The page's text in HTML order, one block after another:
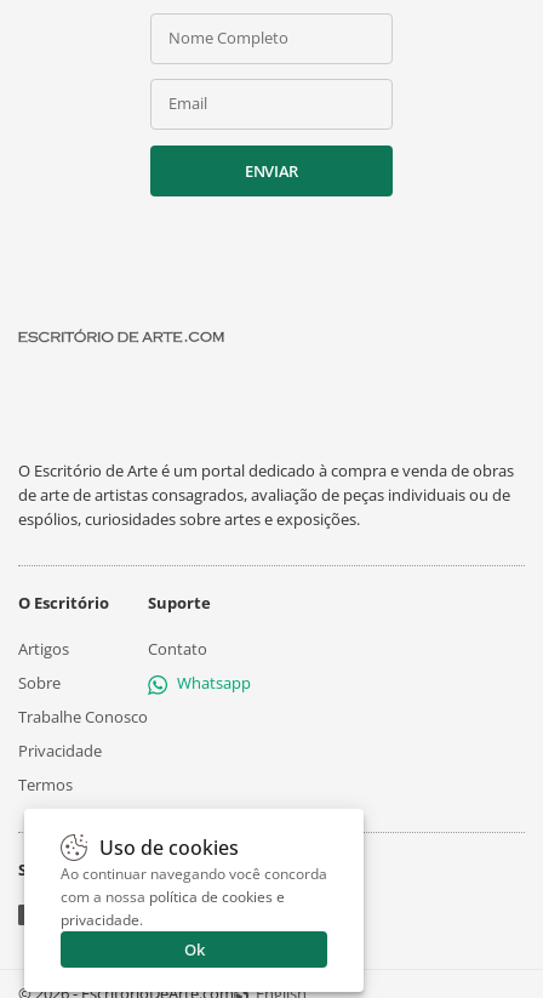
Nome Completo
Email
ENVIAR
O Escritório de Arte é um portal dedicado à compra e venda de obras
de arte de artistas consagrados, avaliação de peças individuais ou de
espólios, curiosidades sobre artes e exposições.
O Escritório
Artigos
Sobre
Trabalhe Conosco
Privacidade
Termos
Suporte
Contato
Whatsapp
Siga
© 2026 - EscritorioDeArte.com English
Uso de cookies
Ao continuar navegando você concorda
com a nossa política de cookies e
privacidade.
Ok